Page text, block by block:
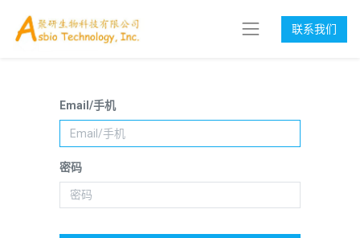
联系我们
Email/手机
密码